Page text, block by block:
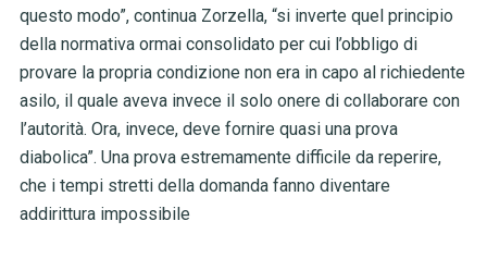
questo modo”, continua Zorzella, “si inverte quel principio
della normativa ormai consolidato per cui l’obbligo di
provare la propria condizione non era in capo al richiedente
asilo, il quale aveva invece il solo onere di collaborare con
l’autorità. Ora, invece, deve fornire quasi una prova
diabolica”. Una prova estremamente difficile da reperire,
che i tempi stretti della domanda fanno diventare
addirittura impossibile